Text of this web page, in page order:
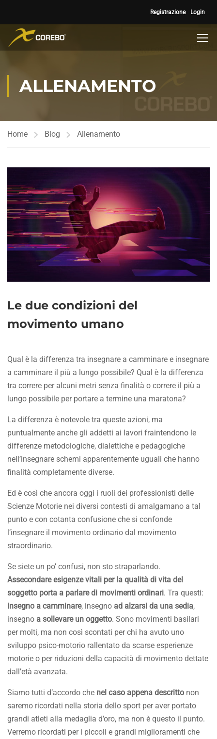
Registrazione Login
ALLENAMENTO
Home Blog Allenamento
Le due condizioni del
movimento umano
Qual è la differenza tra insegnare a camminare e insegnare
a camminare il più a lungo possibile? Qual è la differenza
tra correre per alcuni metri senza finalità o correre il più a
lungo possibile per portare a termine una maratona?
La differenza è notevole tra queste azioni, ma
puntualmente anche gli addetti ai lavori fraintendono le
differenze metodologiche, dialettiche e pedagogiche
nell’insegnare schemi apparentemente uguali che hanno
finalità completamente diverse.
Ed è così che ancora oggi i ruoli dei professionisti delle
Scienze Motorie nei diversi contesti di amalgamano a tal
punto e con cotanta confusione che si confonde
l’insegnare il movimento ordinario dal movimento
straordinario.
Se siete un po’ confusi, non sto straparlando.
Assecondare esigenze vitali per la qualità di vita del
soggetto porta a parlare di movimenti ordinari. Tra questi:
insegno a camminare, insegno ad alzarsi da una sedia,
insegno a sollevare un oggetto. Sono movimenti basilari
per molti, ma non così scontati per chi ha avuto uno
sviluppo psico-motorio rallentato da scarse esperienze
motorie o per riduzioni della capacità di movimento dettate
dall’età avanzata.
Siamo tutti d’accordo che nel caso appena descritto non
saremo ricordati nella storia dello sport per aver portato
grandi atleti alla medaglia d’oro, ma non è questo il punto.
Verremo ricordati per i piccoli e grandi miglioramenti che